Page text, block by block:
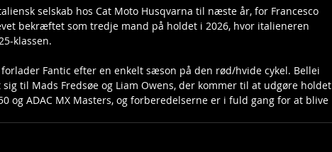
selskab hos Cat Moto Husqvarna til næste år, for Francesco
bekræftet som tredje mand på holdet i 2026, hvor italieneren
klassen.
Fantic efter en enkelt sæson på den rød/hvide cykel. Bellei
til Mads Fredsøe og Liam Owens, der kommer til at udgøre holdet
og ADAC MX Masters, og forberedelserne er i fuld gang for at blive